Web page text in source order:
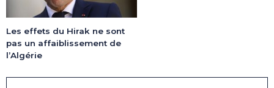
Les effets du Hirak ne sont
pas un affaiblissement de
l’Algérie